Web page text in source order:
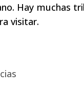
Hay muchas
visitar.